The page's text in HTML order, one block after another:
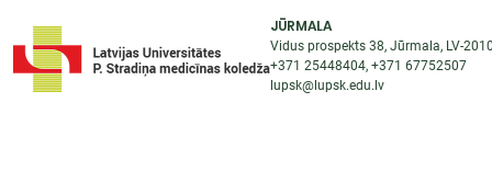
JŪRMALA
Vidus prospekts 38, Jūrmala, LV-
+371 25448404, +371 67752507
lupsk@lupsk.edu.lv